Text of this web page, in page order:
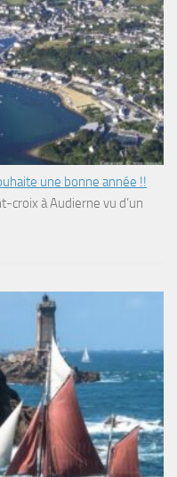
une bonne année !!
croix à Audierne vu d’un